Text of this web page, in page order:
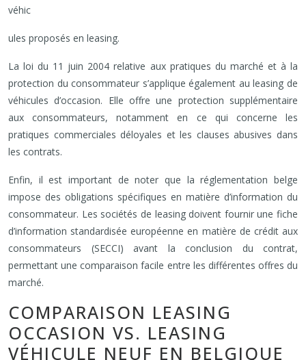
véhic
ules proposés en leasing.
La loi du 11 juin 2004 relative aux pratiques du marché et à la
protection du consommateur s’applique également au leasing de
véhicules d’occasion. Elle offre une protection supplémentaire
aux consommateurs, notamment en ce qui concerne les
pratiques commerciales déloyales et les clauses abusives dans
les contrats.
Enfin, il est important de noter que la réglementation belge
impose des obligations spécifiques en matière d’information du
consommateur. Les sociétés de leasing doivent fournir une fiche
d’information standardisée européenne en matière de crédit aux
consommateurs (SECCI) avant la conclusion du contrat,
permettant une comparaison facile entre les différentes offres du
marché.
COMPARAISON LEASING
OCCASION VS. LEASING
VÉHICULE NEUF EN BELGIQUE